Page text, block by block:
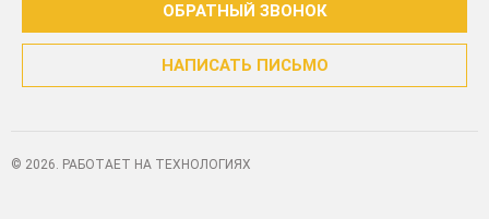
© 2026. РАБОТАЕТ НА ТЕХНОЛОГИЯХ
ОБРАТНЫЙ ЗВОНОК
НАПИСАТЬ ПИСЬМО